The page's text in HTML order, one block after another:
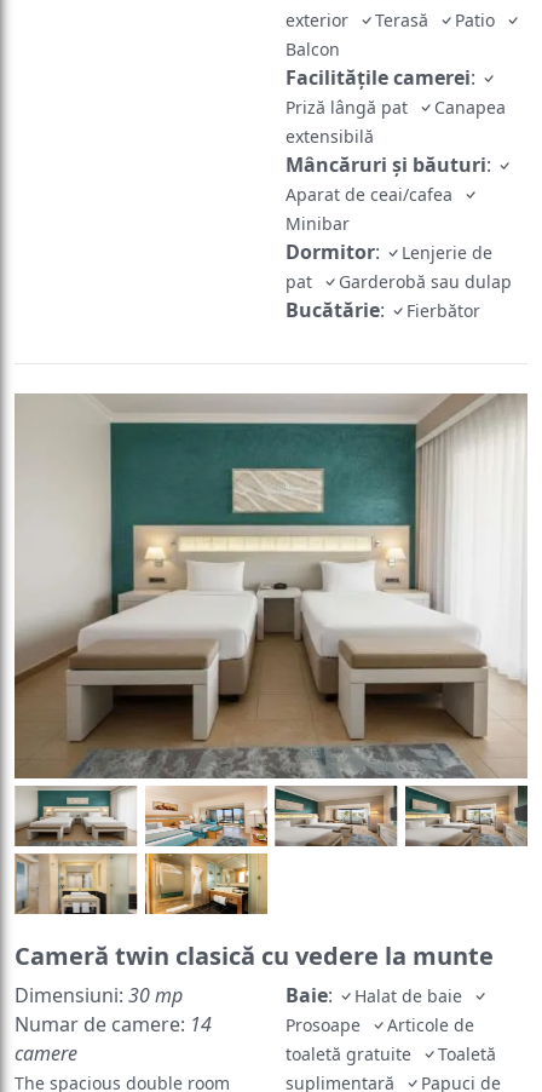
Balcon
Facilităţile camerei
Priză lângă pat
Canapea
extensibilă
Mâncăruri și băuturi
Aparat de ceai/cafea
Minibar
Dormitor
pat
Garderobă sau dulap
Bucătărie: Fierbător
Cameră twin clasică cu vedere la munte
Dimensiuni:30 mp
Numar de camere:
camere
The spacious double room
offers air conditioning, a
Baie:
Halat de baie
Prosoape
Articole de
toaletă gratuite
Toaletă
suplimentară
Papuci de
casă
Uscător de păr